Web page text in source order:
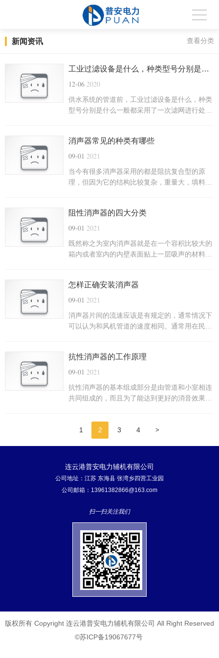
新闻资讯 查看分类
工业过滤设备是什么，种类型号分别是什么
12-06 2020
供水系统的管道前，工业过滤设备是什么，种类
型号分别是什么一般都采用了一次滤网进行处
清除时，将导致流通面积减少，终导致堵塞，严
重时将造成停机，尤其对安全运行构成极大威
消声器常见的种类有哪些
09-01 2021
当今有很多消声器采用的都是阻抗复合型的原
理，但因为它的结构比较复杂，重量大，填料不
困扰。但是它也有不可替代的优势，阻力损失
小、工作时间长、耐得住高速气流的冲击，所以
阻性消声器的四大分类
09-01 2021
既然称之为室内消声器就是在一个容积比较大的
箱内或者室内的内壁表面贴上一层吸声的材料并
每一种都有不同的性能，在选择的时候需要按照
自己的需求进行合理的选购。
怎样正确安装消声器
09-01 2021
消声器片间的流速应该是有规定的，通常情况下
可以认为和风机管道的速度相同。通常用在民用
的结构也就会有所不同。
抗性消声器的工作原理
09-01 2021
抗性消声器的基本组成部分是由管道和小室相连
共同组成的，而且为了能达到更好的消音效果，
效果。
1 2 3 4 >
连云港普安电力辅机有限公司
公司地址：江苏 东海县 张湾乡四营工业园
公司邮箱：13961382866@163.com
扫一扫关注我们
版权所有 Copyright 连云港普安电力辅机有限公司 All Right Reserved
©苏ICP备19067677号